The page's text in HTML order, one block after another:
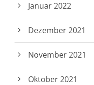
Januar 2022
Dezember 2021
November 2021
Oktober 2021